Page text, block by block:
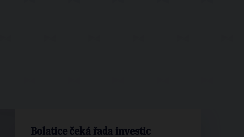
Bolatice čeká řada investic